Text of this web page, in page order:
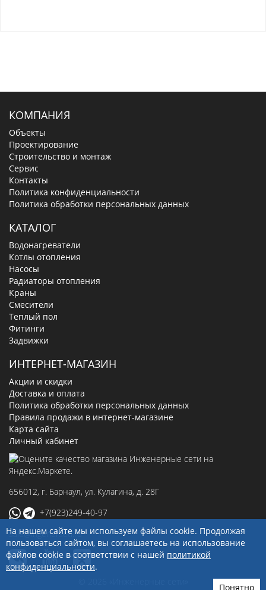
КОМПАНИЯ
Объекты
Проектирование
Строительство и монтаж
Сервис
Контакты
Политика конфиденциальности
Политика обработки персональных данных
КАТАЛОГ
Водонагреватели
Котлы отопления
Насосы
Радиаторы отопления
Краны
Смесители
Теплый пол
Фитинги
Задвижки
ИНТЕРНЕТ-МАГАЗИН
Акции и скидки
Доставка и оплата
Политика обработки персональных данных
Правила продажи в интернет-магазине
Карта сайта
Личный кабинет
656012, г. Барнаул, ул. Кулагина, д. 28Г
+7(923)249-40-97
sale@ingenerseti.ru
На нашем сайте мы используем файлы cookie. Продолжая
пользоваться сайтом, вы соглашаетесь на использование
файлов cookie в соответствии с нашей политикой
конфиденциальности.
Понятно